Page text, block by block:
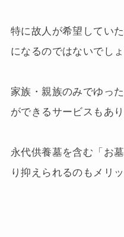
特に故人が希望してい
になるのではないでしょ
家族・親族のみでゆっ
ができるサービスもあり
永代供養墓を含む「お
り抑えられるのもメリ